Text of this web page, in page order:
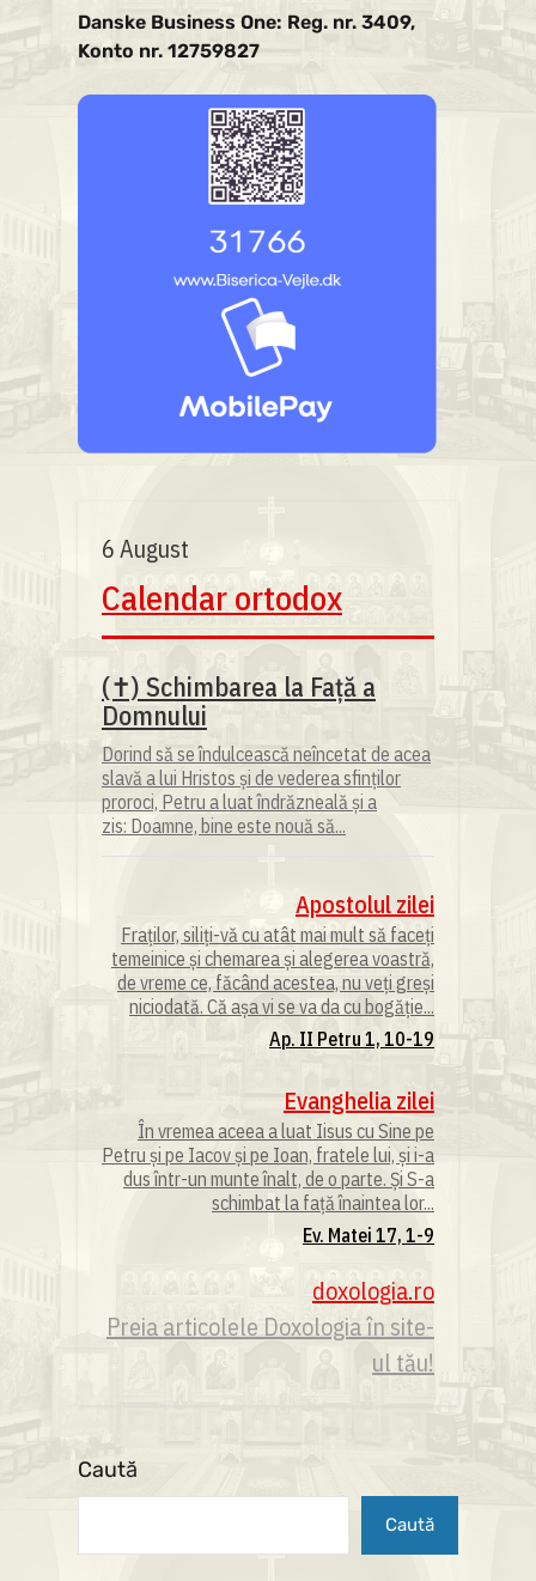
Danske Business One: Reg. nr. 3409,
Konto nr. 12759827
6 August
Calendar ortodox
(✝) Schimbarea la Față a
Domnului
Dorind să se îndulcească neîncetat de acea
slavă a lui Hristos și de vederea sfinților
proroci, Petru a luat îndrăzneală și a
zis: Doamne, bine este nouă să...
Apostolul zilei
Fraților, siliți-vă cu atât mai mult să faceți
temeinice și chemarea și alegerea voastră,
de vreme ce, făcând acestea, nu veți greși
niciodată. Că așa vi se va da cu bogăție...
Ap. II Petru 1, 10-19
Evanghelia zilei
În vremea aceea a luat Iisus cu Sine pe
Petru și pe Iacov și pe Ioan, fratele lui, și i-a
dus într-un munte înalt, de o parte. Și S-a
schimbat la față înaintea lor...
Ev. Matei 17, 1-9
doxologia.ro
Preia articolele Doxologia în site-
ul tău!
Caută
Caută